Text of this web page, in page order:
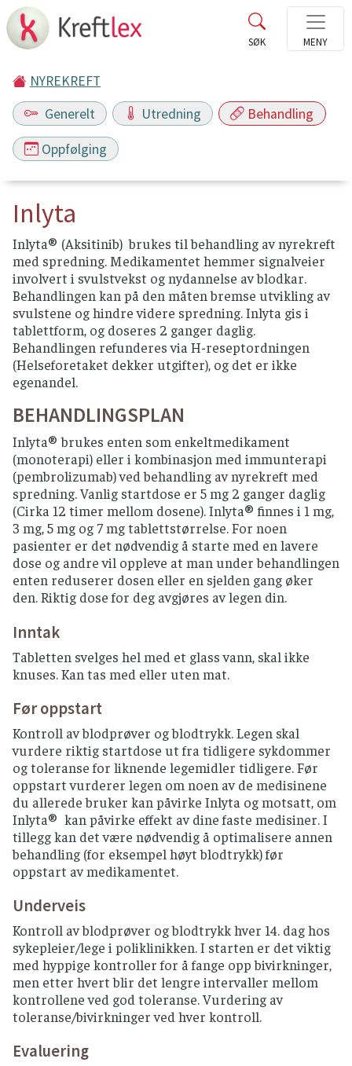
NYREKREFT
Generelt
Utredning Behandling
Oppfølging
Inlyta
Inlyta® (Aksitinib) brukes til behandling av nyrekreft
med spredning. Medikamentet hemmer signalveier
involvert i svulstvekst og nydannelse av blodkar.
Behandlingen kan på den måten bremse utvikling av
svulstene og hindre videre spredning. Inlyta gis i
tablettform, og doseres 2 ganger daglig.
Behandlingen refunderes via H-reseptordningen
(Helseforetaket dekker utgifter), og det er ikke
egenandel.
BEHANDLINGSPLAN
Inlyta® brukes enten som enkeltmedikament
(monoterapi) eller i kombinasjon med immunterapi
(pembrolizumab) ved behandling av nyrekreft med
spredning. Vanlig startdose er 5 mg 2 ganger daglig
(Cirka 12 timer mellom dosene). Inlyta® finnes i 1 mg,
3 mg, 5 mg og 7 mg tablettstørrelse. For noen
pasienter er det nødvendig å starte med en lavere
dose og andre vil oppleve at man under behandlingen
enten reduserer dosen eller en sjelden gang øker
den. Riktig dose for deg avgjøres av legen din.
Inntak
Tabletten svelges hel med et glass vann, skal ikke
knuses. Kan tas med eller uten mat.
Før oppstart
Kontroll av blodprøver og blodtrykk. Legen skal
vurdere riktig startdose ut fra tidligere sykdommer
og toleranse for liknende legemidler tidligere. Før
oppstart vurderer legen om noen av de medisinene
du allerede bruker kan påvirke Inlyta og motsatt, om
Inlyta® kan påvirke effekt av dine faste medisiner. I
tillegg kan det være nødvendig å optimalisere annen
behandling (for eksempel høyt blodtrykk) før
oppstart av medikamentet.
Underveis
Kontroll av blodprøver og blodtrykk hver 14. dag hos
sykepleier/lege i poliklinikken. I starten er det viktig
med hyppige kontroller for å fange opp bivirkninger,
men etter hvert blir det lengre intervaller mellom
kontrollene ved god toleranse. Vurdering av
toleranse/bivirkninger ved hver kontroll.
Evaluering